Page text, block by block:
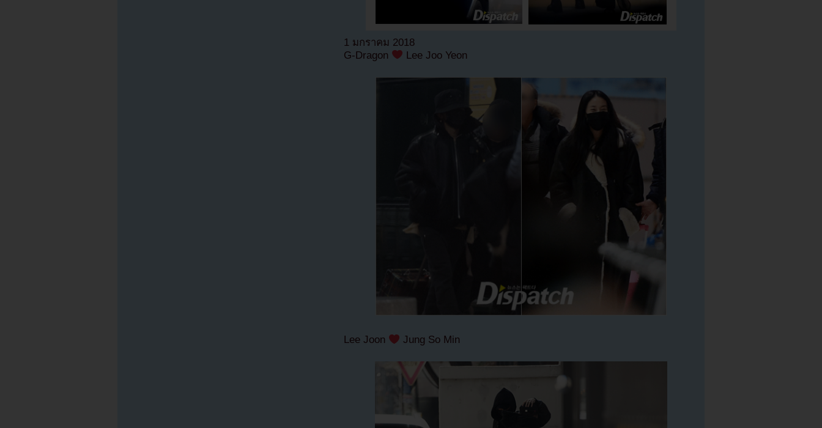
1 มกราคม 2018
G-Dragon
Lee Joo Yeon
Lee Joon Jung So Min